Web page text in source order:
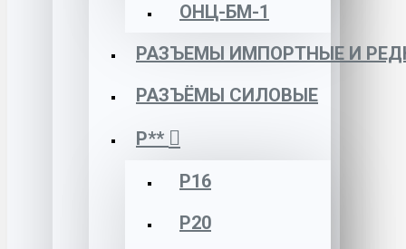
ОНЦ-БМ-1
РАЗЪЕМЫ ИМПОРТНЫЕ И
РАЗЪЁМЫ СИЛОВЫЕ
Р**
Р16
Р20